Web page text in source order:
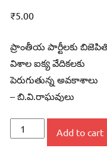
₹5.00
ప్రాంతీయ పార్టీలకు
విశాల ఐక్య వేదికలకు
పెరుగుతున్న అవకాశాలు
– బి.వి.రాఘవులు
ప్రాంతీయ
Add to cart